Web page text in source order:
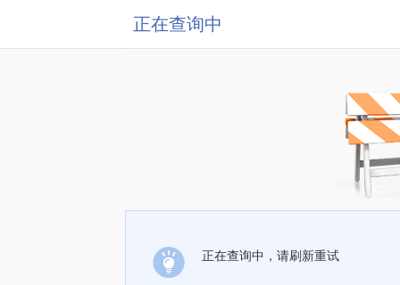
正在查询中
正在查询中，请刷新重试